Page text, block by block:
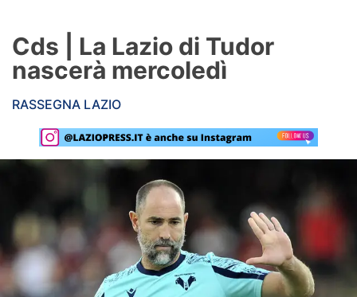
Formello
Infortuni
Primavera
Calciomercato
Lazio Women
Rassegna Lazio
Social
Cds | La Lazio di Tudor
nascerà mercoledì
RASSEGNA LAZIO